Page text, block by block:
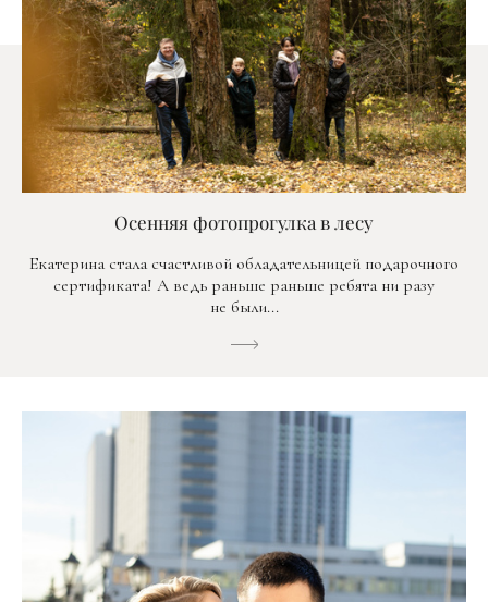
Осенняя фотопрогулка в лесу
Екатерина стала счастливой обладательницей подарочного
сертификата! А ведь раньше раньше ребята ни разу
не были...